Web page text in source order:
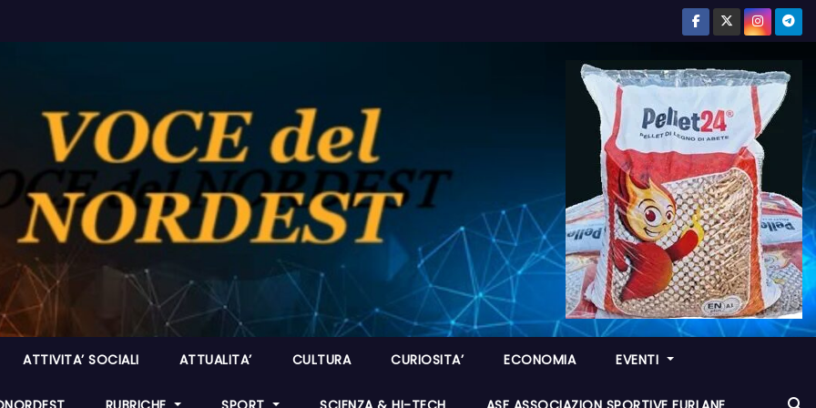
ATTIVITA’ SOCIALI ATTUALITA’ CULTURA CURIOSITA’ ECONOMIA EVENTI